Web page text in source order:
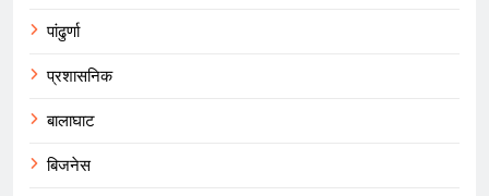
पांढुर्णा
प्रशासनिक
बालाघाट
बिजनेस